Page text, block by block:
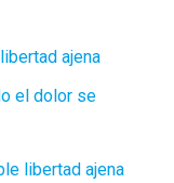
ajena
el dolor se
libertad ajena